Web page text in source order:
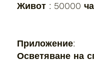
Живот : 50000
Приложение:
Осветяване на